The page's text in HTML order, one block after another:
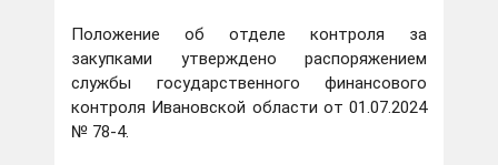
Положение об отделе контроля за
закупками утверждено распоряжением
службы государственного финансового
контроля Ивановской области от 01.07.2024
№ 78-4.